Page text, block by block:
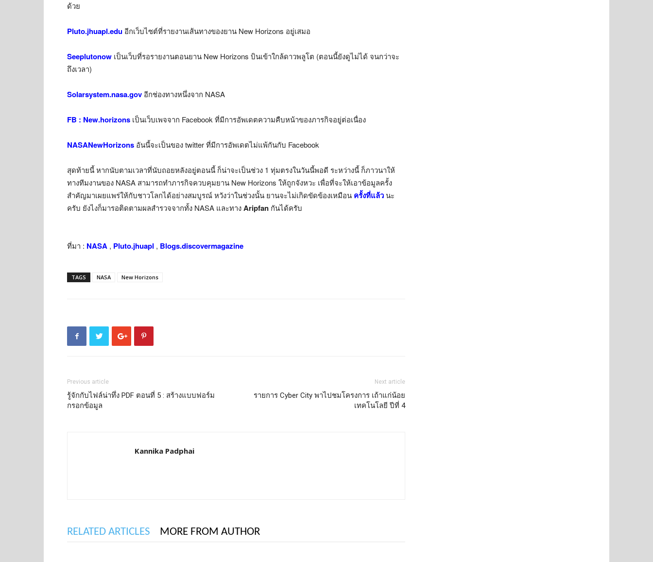
ด้วย
Pluto.jhuapl.edu อีกเว็บไซต์ที่รายงานเส้นทางของยาน New Horizons อยู่เสมอ
Seeplutonow เป็นเว็บที่รอรายงานตอนยาน New Horizons บินเข้าใกล้ดาวพลูโต (ตอนนี้ยังดูไม่ได้ จนกว่าจะ
ถึงเวลา)
Solarsystem.nasa.gov อีกช่องทางหนึ่งจาก NASA
FB : New.horizons เป็นเว็บเพจจาก Facebook ที่มีการอัพเดตความคืบหน้าของภารกิจอยู่ต่อเนื่อง
NASANewHorizons อันนี้จะเป็นของ twitter ที่มีการอัพเดตไม่แพ้กันกับ Facebook
สุดท้ายนี้ หากนับตามเวลาที่นับถอยหลังอยู่ตอนนี้ ก็น่าจะเป็นช่วง 1 ทุ่มตรงในวันนี้พอดี ระหว่างนี้ ก็ภาวนาให้
ทางทีมงานของ NASA สามารถทำภารกิจควบคุมยาน New Horizons ให้ถูกจังหวะ เพื่อที่จะให้เอาข้อมูลครั้ง
สำคัญมาเผยแพร่ให้กับชาวโลกได้อย่างสมบูรณ์ หวังว่าในช่วงนั้น ยานจะไม่เกิดขัดข้องเหมือน ครั้งที่แล้วนะ
ครับ ยังไงก็มารอติดตามผลสำรวจจากทั้ง NASA และทางAripfan กันได้ครับ
ที่มา : NASA , Pluto.jhuapl , Blogs.discovermagazine
TAGS NASA New Horizons
Previous article
รู้จักกับไฟล์น่าทึ่ง PDF ตอนที่ 5 : สร้างแบบฟอร์ม
กรอกข้อมูล
Next article
รายการ Cyber City พาไปชมโครงการ เถ้าแก่น้อย
เทคโนโลยี ปีที่ 4
Kannika Padphai
RELATED ARTICLES MORE FROM AUTHOR